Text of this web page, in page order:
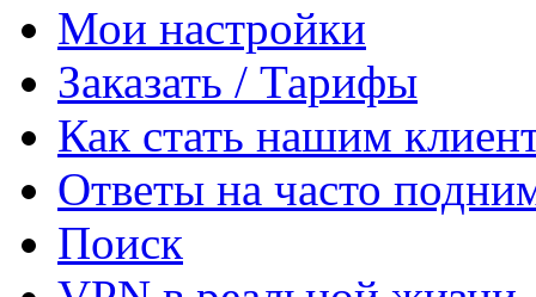
Мои настройки
Заказать / Тарифы
Как стать нашим
Ответы на часто
Поиск